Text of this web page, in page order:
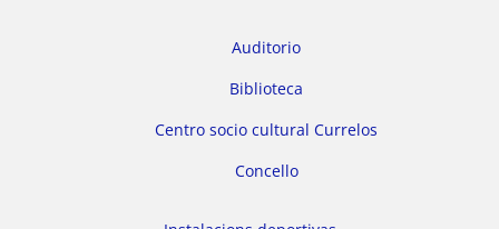
Auditorio
Biblioteca
Centro socio cultural Currelos
Concello